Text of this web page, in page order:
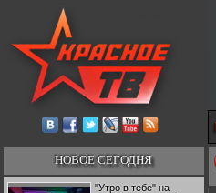
НОВОЕ СЕГОДНЯ
"Утро в тебе" на